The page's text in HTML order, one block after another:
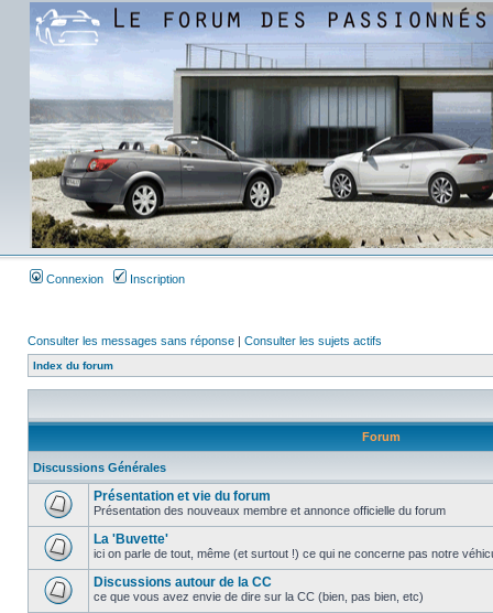
Connexion Inscription
Consulter les messages sans réponse | Consulter les sujets actifs
Index du forum
Forum
Discussions Générales
Présentation et vie du forum
Présentation des nouveaux membre et annonce officielle du forum
La 'Buvette'
ici on parle de tout, même (et surtout !) ce qui ne concerne pas notre
Discussions autour de la CC
ce que vous avez envie de dire sur la CC (bien, pas bien, etc)